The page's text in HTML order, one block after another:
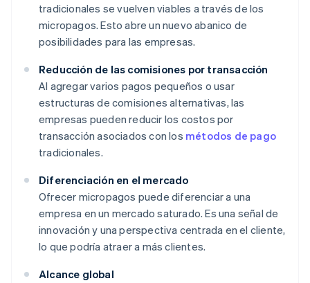
tradicionales se vuelven viables a través de los
micropagos. Esto abre un nuevo abanico de
posibilidades para las empresas.
Reducción de las comisiones por transacción
Al agregar varios pagos pequeños o usar
estructuras de comisiones alternativas, las
empresas pueden reducir los costos por
transacción asociados con los métodos de pago
tradicionales.
Diferenciación en el mercado
Ofrecer micropagos puede diferenciar a una
empresa en un mercado saturado. Es una señal de
innovación y una perspectiva centrada en el cliente,
lo que podría atraer a más clientes.
Alcance global